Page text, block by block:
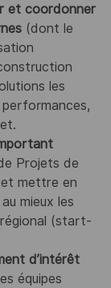
et coordonner
(dont le
les
Projets de
et mettre en
mieux les
(start-
d’intérêt
équipes